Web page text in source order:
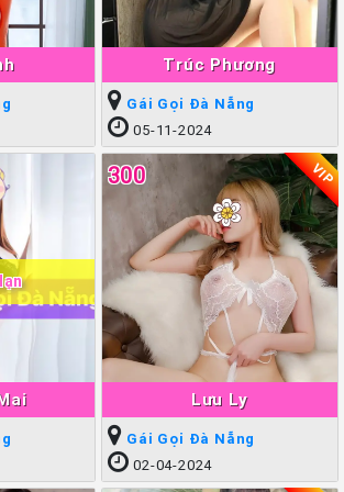
Trúc Phương
Gái Gọi Đà Nẵng
05-11-2024
Lưu Ly
300 VIP
Gái Gọi Đà Nẵng
02-04-2024